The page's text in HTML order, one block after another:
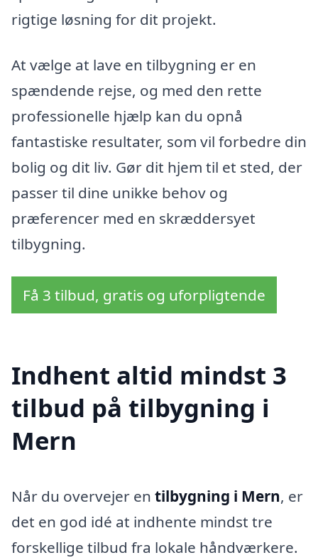
rigtige løsning for dit projekt.
At vælge at lave en tilbygning er en
spændende rejse, og med den rette
professionelle hjælp kan du opnå
fantastiske resultater, som vil forbedre din
bolig og dit liv. Gør dit hjem til et sted, der
passer til dine unikke behov og
præferencer med en skræddersyet
tilbygning.
Få 3 tilbud, gratis og uforpligtende
Indhent altid mindst 3
tilbud på tilbygning i
Mern
Når du overvejer en tilbygning i Mern, er
det en god idé at indhente mindst tre
forskellige tilbud fra lokale håndværkere.